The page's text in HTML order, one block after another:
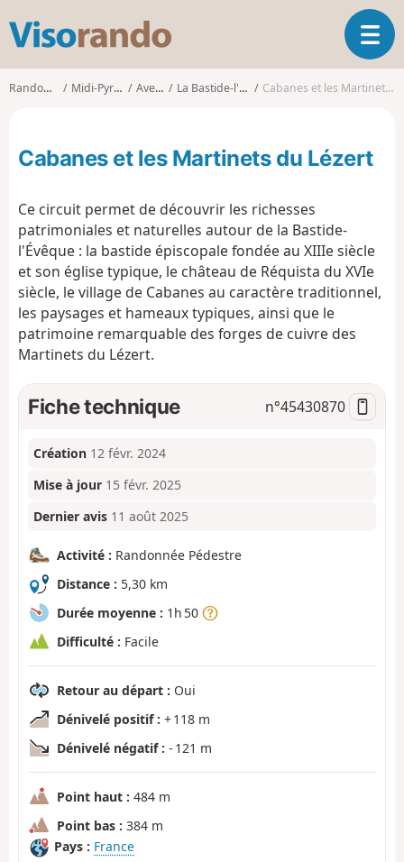
s
o
d
O
u
l
i
g
a
Randonnées Midi-Pyrénées Aveyron La Bastide-l'Évêque Cabanes et les Martinets du Lézert
Cabanes et les Martinets du Lézert
Ce circuit permet de découvrir les richesses
patrimoniales et naturelles autour de la Bastide-
l'Évêque : la bastide épiscopale fondée au XIIIe siècle
et son église typique, le château de Réquista du XVIe
siècle, le village de Cabanes au caractère traditionnel,
les paysages et hameaux typiques, ainsi que le
patrimoine remarquable des forges de cuivre des
Martinets du Lézert.
Fiche technique n°45430870
Création 12 févr. 2024
Mise à jour 15 févr. 2025
Dernier avis 11 août 2025
Activité : Randonnée Pédestre
Distance : 5,30 km
Durée moyenne : 1h 50
Difficulté : Facile
Retour au départ : Oui
Dénivelé positif : + 118 m
Dénivelé négatif : - 121 m
Point haut : 484 m
Point bas : 384 m
Pays : France